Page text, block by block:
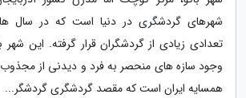
شهرهای گردشگری در دنیا است که در سال
تعدادی زیادی از گردشگران قرار گرفته. این شهر
وجود سازه های منحصر به فرد و دیدنی از
همسایه ایران است که مقصد گردشگری گردشگر...